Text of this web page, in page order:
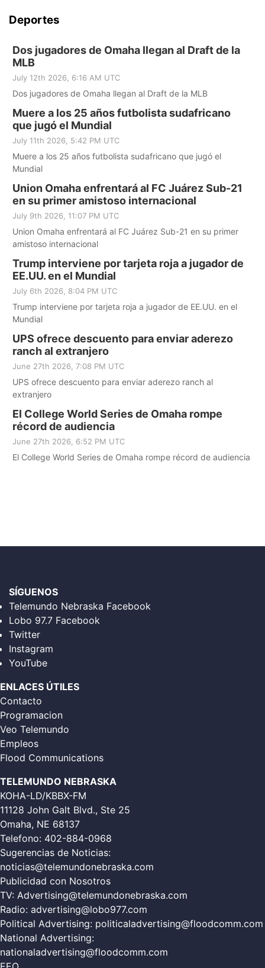
Deportes
Dos jugadores de Omaha llegan al Draft de la
MLB
July 12th 2026, 6:16 AM UTC
Dos jugadores de Omaha llegan al Draft de la MLB
Muere a los 25 años futbolista sudafricano
que jugó el Mundial
July 11th 2026, 5:42 PM UTC
Muere a los 25 años futbolista sudafricano que jugó el
Mundial
Union Omaha enfrentará al FC Juárez Sub-21
en su primer amistoso internacional
July 9th 2026, 11:07 PM UTC
Union Omaha enfrentará al FC Juárez Sub-21 en su primer
amistoso internacional
Trump interviene por tarjeta roja a jugador de
EE.UU. en el Mundial
July 6th 2026, 8:04 PM UTC
Trump interviene por tarjeta roja a jugador de EE.UU. en el
Mundial
UPS ofrece descuento para enviar aderezo
ranch al extranjero
June 27th 2026, 7:08 PM UTC
UPS ofrece descuento para enviar aderezo ranch al
extranjero
El College World Series de Omaha rompe
récord de audiencia
June 27th 2026, 6:52 PM UTC
El College World Series de Omaha rompe récord de audiencia
SÍGUENOS
Telemundo Nebraska Facebook
Lobo 97.7 Facebook
Twitter
Instagram
YouTube
ENLACES ÚTILES
Contacto
Programacion
Veo Telemundo
Empleos
Flood Communications
TELEMUNDO NEBRASKA
KOHA-LD/KBBX-FM
11128 John Galt Blvd., Ste 25
Omaha, NE 68137
Telefono: 402-884-0968
Sugerencias de Noticias:
noticias@telemundonebraska.com
Publicidad con Nosotros
TV: Advertising@telemundonebraska.com
Radio: advertising@lobo977.com
Political Advertising: politicaladvertising@floodcomm.com
National Advertising:
nationaladvertising@floodcomm.com